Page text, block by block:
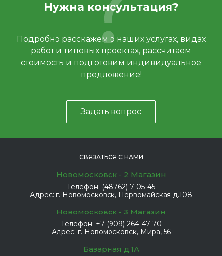
Нужна консультация?
Подробно расскажем о наших услугах, видах
работ и типовых проектах, рассчитаем
стоимость и подготовим индивидуальное
предложение!
Задать вопрос
СВЯЗАТЬСЯ С НАМИ
Новомосковск - 2 Магазин
Телефон: (48762) 7-05-45
Адрес: г. Новомосковск, Первомайская д.108
Новомосковск - 3 Магазин
Телефон: +7 (909) 264-47-70
Адрес: г. Новомосковск, Мира, 56
Базарная д.1А